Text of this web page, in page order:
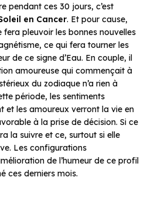
pendant ces 30 jours, c’est
en Cancer. Et pour cause,
pleuvoir les bonnes nouvelles
ce qui fera tourner les
de ce signe d’Eau. En couple, il
amoureuse qui commençait à
du zodiaque n’a rien à
période, les sentiments
et les amoureux verront la vie en
à la prise de décision. Si ce
la suivre et ce, surtout si elle
Les configurations
de l’humeur de ce profil
ces derniers mois.